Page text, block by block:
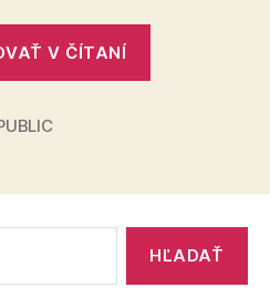
V ČÍTANÍ
namiesto
stavajú